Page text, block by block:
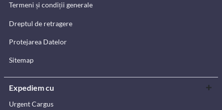
Termeni și condiții generale
Dreptul de retragere
Protejarea Datelor
Sitemap
Expediem cu
Urgent Cargus